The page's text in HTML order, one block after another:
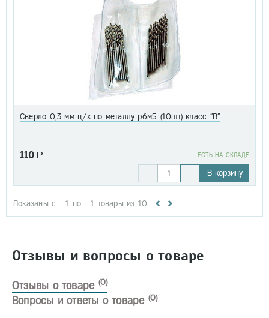
Сверло 0,3 мм ц/х по металлу р6м5 (10шт) класс "В"
110 a EСТЬ НА СКЛАДЕ
В корзину
Показаны с 1 по 1 товары из 10
Отзывы и вопросы о товаре
Отзывы о товаре (0)
Вопросы и ответы о товаре (0)